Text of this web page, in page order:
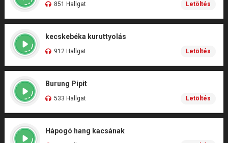
851 Hallgat Letöltés
kecskebéka kuruttyolás
912 Hallgat Letöltés
Burung Pipit
533 Hallgat Letöltés
Hápogó hang kacsának